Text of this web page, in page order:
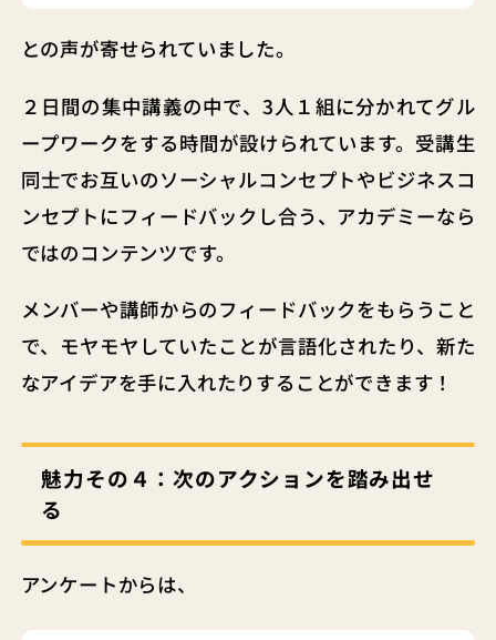
との声が寄せられていました。
２日間の集中講義の中で、3人１組に分かれてグル
ープワークをする時間が設けられています。受講生
同士でお互いのソーシャルコンセプトやビジネスコ
ンセプトにフィードバックし合う、アカデミーなら
ではのコンテンツです。
メンバーや講師からのフィードバックをもらうこと
で、モヤモヤしていたことが言語化されたり、新た
なアイデアを手に入れたりすることができます！
魅力その４：次のアクションを踏み出せ
る
アンケートからは、